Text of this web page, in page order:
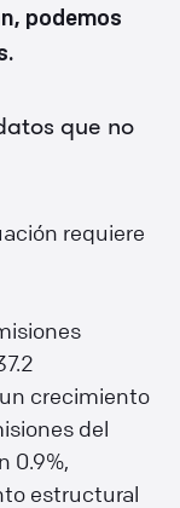
podemos
que no
requiere
crecimiento
del
0.9%,
estructural